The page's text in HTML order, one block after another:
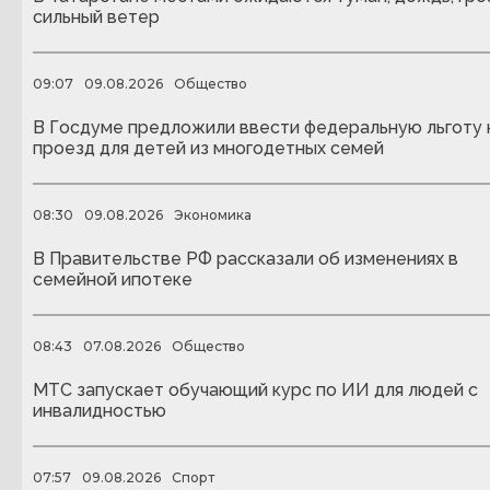
сильный ветер
09:07 09.08.2026 Общество
В Госдуме предложили ввести федеральную льготу
проезд для детей из многодетных семей
08:30 09.08.2026 Экономика
В Правительстве РФ рассказали об изменениях в
семейной ипотеке
08:43 07.08.2026 Общество
МТС запускает обучающий курс по ИИ для людей с
инвалидностью
07:57 09.08.2026 Спорт